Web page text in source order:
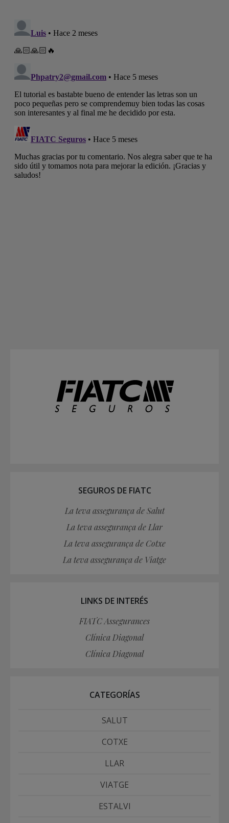
SEGUROS DE FIATC
La teva assegurança de Salut
La teva assegurança de Llar
La teva assegurança de Cotxe
La teva assegurança de Viatge
LINKS DE INTERÉS
FIATC Assegurances
Clínica Diagonal
Clínica Diagonal
CATEGORÍAS
SALUT
COTXE
LLAR
VIATGE
ESTALVI